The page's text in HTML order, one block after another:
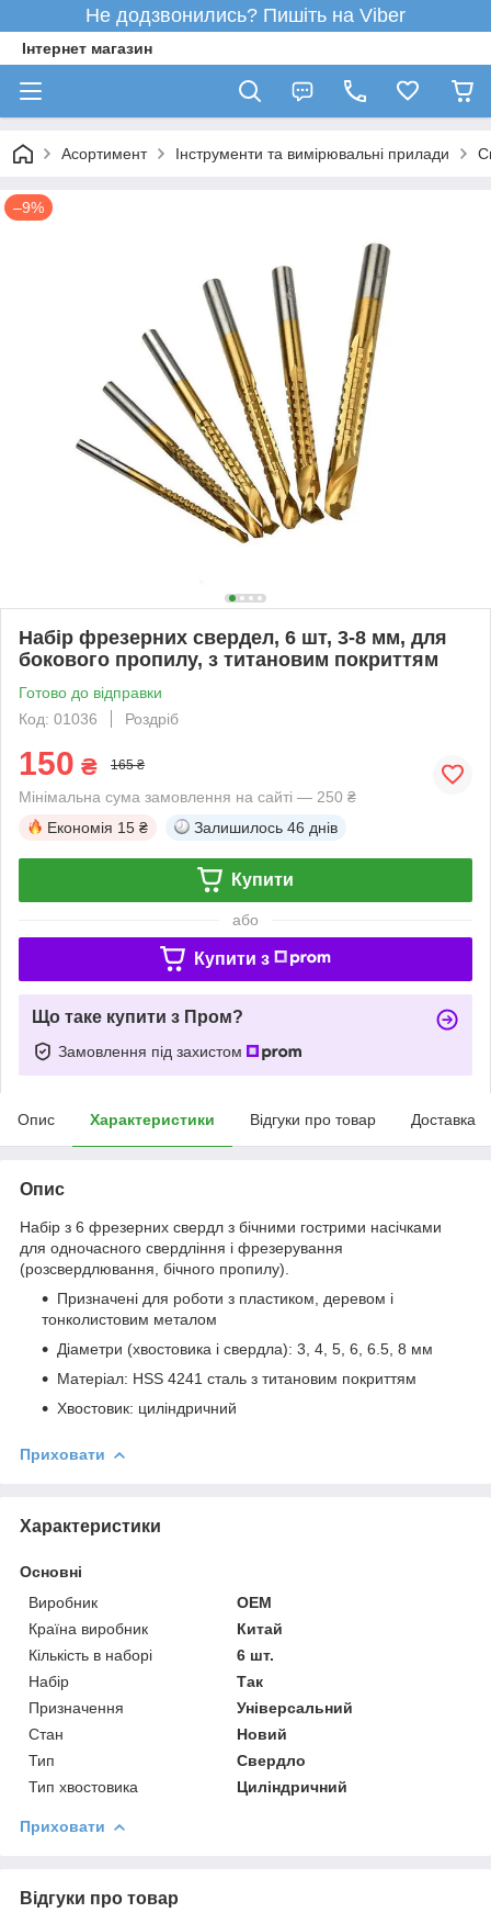
Не додзвонились? Пишіть на Viber
Інтернет магазин
Асортимент Інструменти та вимірювальні прилади
–9%
Набір фрезерних свердел, 6 шт, 3-8 мм, для
бокового пропилу, з титановим покриттям
Готово до відправки
Код: 01036
Роздріб
150 ₴ 165 ₴
Мінімальна сума замовлення на сайті — 250 ₴
Економія 15 ₴ Залишилось 46 днів
Купити
або
Купити з
Що таке купити з Пром?
Замовлення під захистом
Опис Характеристики Відгуки про товар Доставка
Опис
Набір з 6 фрезерних свердл з бічними гострими насічками
для одночасного свердління і фрезерування
(розсвердлювання, бічного пропилу).
Призначені для роботи з пластиком, деревом і
тонколистовим металом
Діаметри (хвостовика і свердла): 3, 4, 5, 6, 6.5, 8 мм
Матеріал: HSS 4241 сталь з титановим покриттям
Хвостовик: циліндричний
Приховати
Характеристики
Основні
Виробник
OEM
Країна виробник
Китай
Кількість в наборі
6 шт.
Набір
Так
Призначення
Універсальний
Стан
Новий
Тип
Свердло
Тип хвостовика
Циліндричний
Приховати
Відгуки про товар